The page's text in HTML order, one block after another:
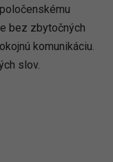
bez zbytočných
komunikáciu.
slov.